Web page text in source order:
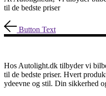
til de bedste priser
Button Text
Hos Autolight.dk tilbyder vi
til de bedste priser. Hvert
ydeevne og stil. Din sikkerhed